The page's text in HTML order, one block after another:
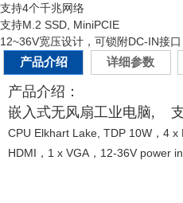
支持4个千兆网络
支持M.2 SSD, MiniPCIE
12~36V宽压设计，可锁附DC-IN接口
产品介绍
详细参数
产品介绍：
嵌入式无风扇工业电脑,
CPU Elkhart Lake, TDP 10W，4
HDMI，1 x VGA，12-36V power